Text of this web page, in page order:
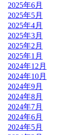
2025年6月
2025年5月
2025年4月
2025年3月
2025年2月
2025年1月
2024年12月
2024年10月
2024年9月
2024年8月
2024年7月
2024年6月
2024年5月